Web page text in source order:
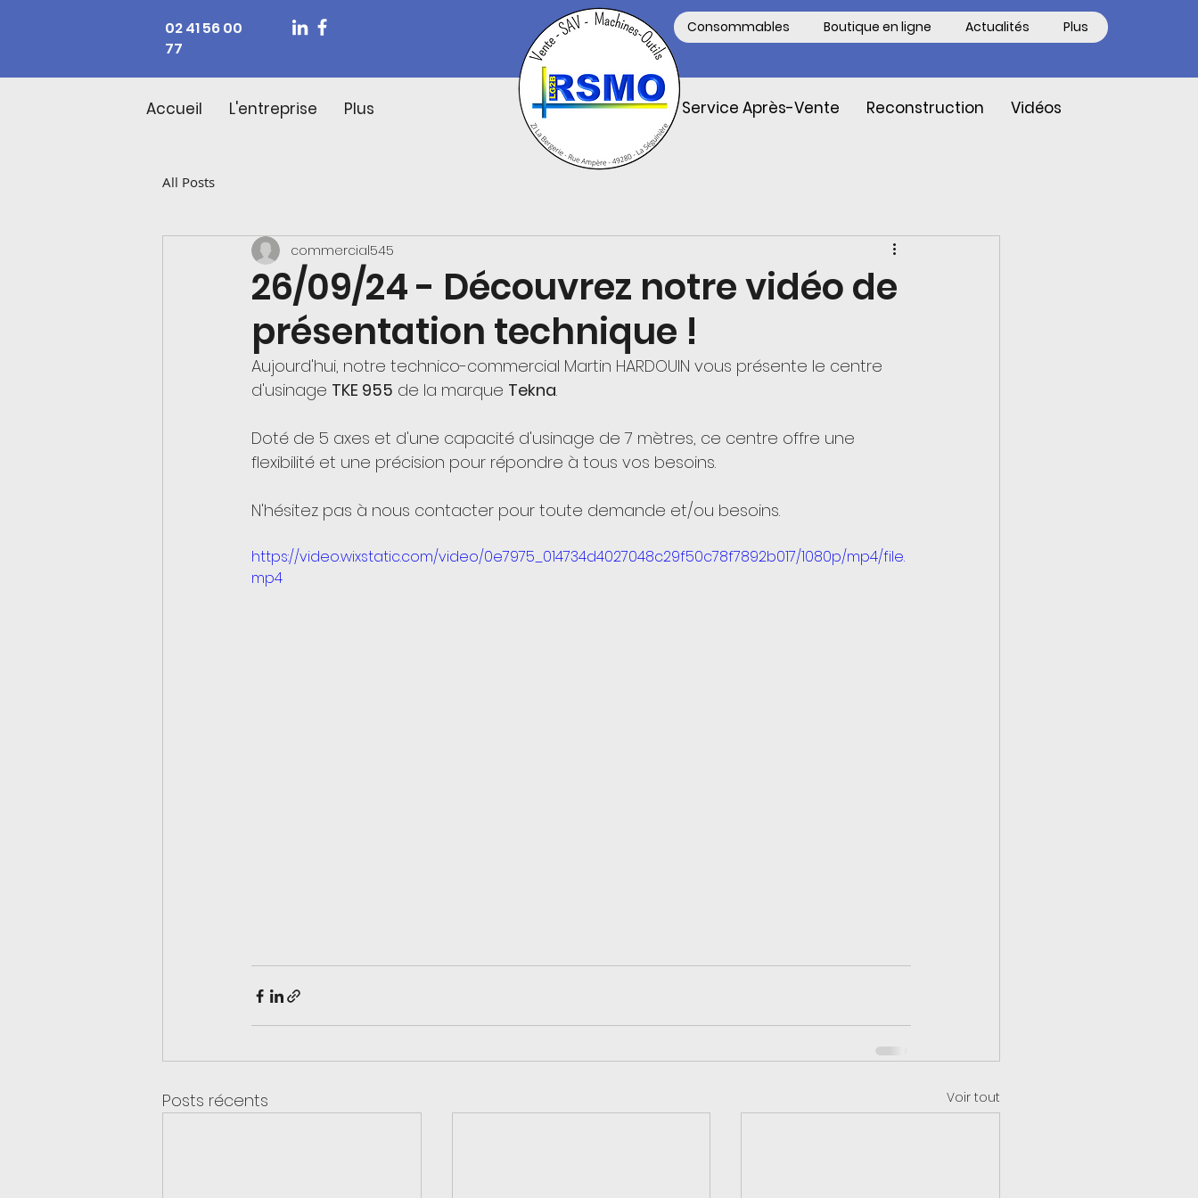
02 41 56 00
77
Consommables Boutique en ligne Actualités Plus
Accueil L'entreprise Plus Service Après-Vente Reconstruction Vidéos
All Posts
26/09/24 - Découvrez notre vidéo de
présentation technique !
commercial545
Aujourd'hui, notre technico-commercial Martin HARDOUIN vous présente le centre
d'usinage TKE 955 de la marque Tekna.
Doté de 5 axes et d'une capacité d'usinage de 7 mètres, ce centre offre une
flexibilité et une précision pour répondre à tous vos besoins.
N'hésitez pas à nous contacter pour toute demande et/ou besoins.
https://video.wixstatic.com/video/0e7975_014734d4027048c29f50c78f7892b017/1080p/mp4/file.
mp4
Posts récents Voir tout